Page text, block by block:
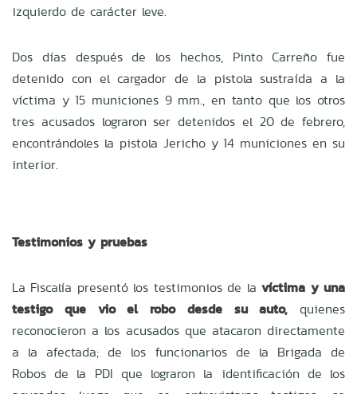
izquierdo de carácter leve.
Dos días después de los hechos, Pinto Carreño fue
detenido con el cargador de la pistola sustraída a la
víctima y 15 municiones 9 mm., en tanto que los otros
tres acusados lograron ser detenidos el 20 de febrero,
encontrándoles la pistola Jericho y 14 municiones en su
interior.
Testimonios y pruebas
La Fiscalía presentó los testimonios de lavíctima y una
testigo que vio el robo desde su auto, quienes
reconocieron a los acusados que atacaron directamente
a la afectada; de los funcionarios de la Brigada de
Robos de la PDI que lograron la identificación de los